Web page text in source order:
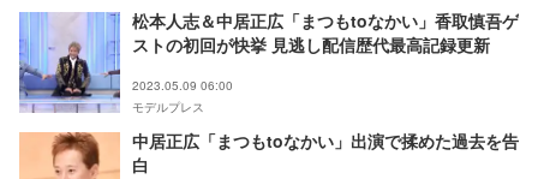
松本人志＆中居正広「まつもtoなかい」香取慎吾ゲ
ストの初回が快挙 見逃し配信歴代最高記録更新
2023.05.09 06:00
モデルプレス
中居正広「まつもtoなかい」出演で揉めた過去を告
白